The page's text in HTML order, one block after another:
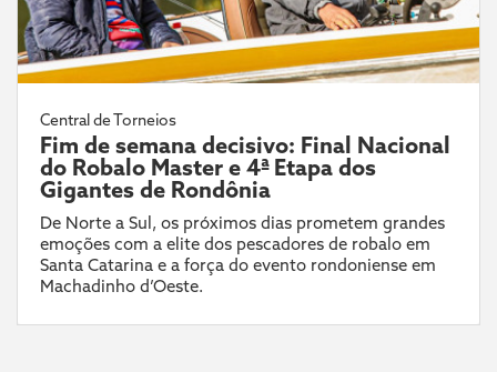
Central de Torneios
Fim de semana decisivo: Final Nacional
do Robalo Master e 4ª Etapa dos
Gigantes de Rondônia
De Norte a Sul, os próximos dias prometem grandes
emoções com a elite dos pescadores de robalo em
Santa Catarina e a força do evento rondoniense em
Machadinho d’Oeste.